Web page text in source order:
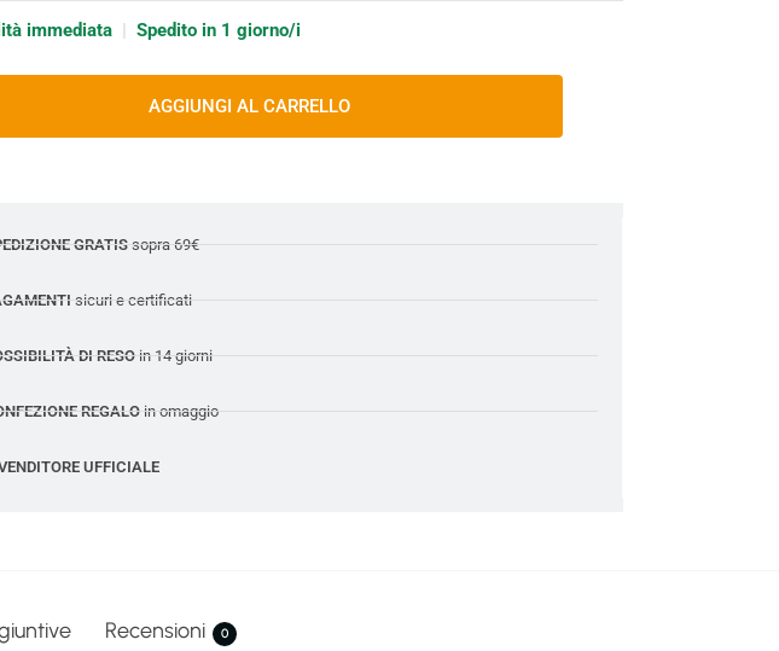
immediata Spedito in 1 giorno/i
AGGIUNGI AL CARRELLO
GRATISsopra 69€
sicuri e certificati
DI RESO in 14 giorni
REGALO in omaggio
UFFICIALE
Recensioni 0